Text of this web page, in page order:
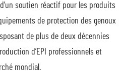
soutien réactif pour les produits
de protection des genoux
de plus de deux décennies
d’EPI professionnels et
mondial.